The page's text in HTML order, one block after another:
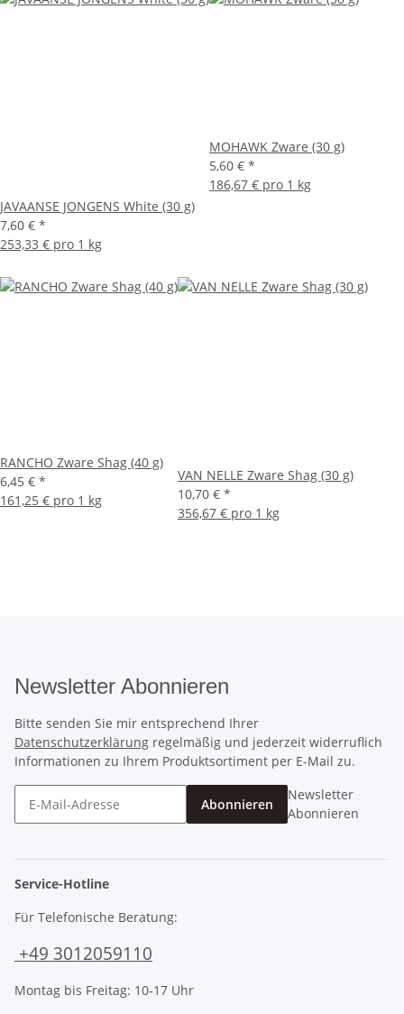
JAVAANSE JONGENS White (30 g)
7,60 € *
253,33 € pro 1 kg
MOHAWK Zware (30 g)
5,60 € *
186,67 € pro 1 kg
RANCHO Zware Shag (40 g)
6,45 € *
161,25 € pro 1 kg
VAN NELLE Zware Shag (30 g)
10,70 € *
356,67 € pro 1 kg
Newsletter Abonnieren
Bitte senden Sie mir entsprechend Ihrer
Datenschutzerklärung regelmäßig und jederzeit widerruflich
Informationen zu Ihrem Produktsortiment per E-Mail zu.
Abonnieren
Newsletter
Abonnieren
Service-Hotline
Für Telefonische Beratung:
+49 3012059110
Montag bis Freitag: 10-17 Uhr